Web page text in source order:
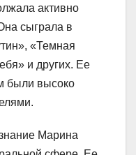
активно
сыграла в
«Темная
и других. Ее
были высоко
Марина